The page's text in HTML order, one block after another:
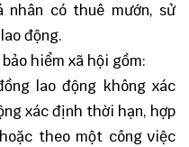
có thuê mướn, sử
động.
hiểm xã hội gồm:
lao động không xác
xác định thời hạn, hợp
theo một công việc